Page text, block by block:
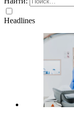
Headlines